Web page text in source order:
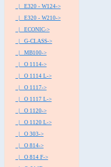
|_ E320 - W124->
|_ E320 - W210->
|_ ECONIC->
|_ G-CLASS->
|_ MB100->
|_ O 1114->
|_ O 1114 L->
|_ O 1117->
|_ O 1117 L->
|_ O 1120->
|_ O 1120 L->
|_ O 303->
|_ O 814->
|_ O 814 F->